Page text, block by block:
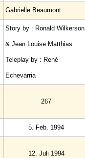
Gabrielle Beaumont
Story by : Ronald Wilkerson
& Jean Louise Matthias
Teleplay by : René
Echevarria
267
5. Feb. 1994
12. Juli 1994